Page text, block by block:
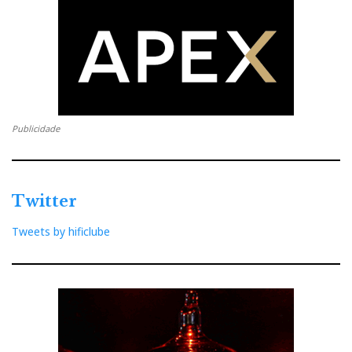
, expliquei tudo sobre o princípio do
gaincard clone ’. Portanto, vamos ao que interessa: a
Publicidade
Twitter
Tweets by hificlube